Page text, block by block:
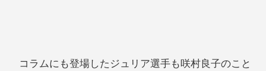
コラムにも登場したジュリア選手も咲村良子のこと